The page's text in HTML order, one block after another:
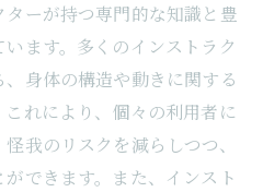
ーが持つ専門的な知識と豊
ます。多くのインストラク
身体の構造や動きに関する
れにより、個々の利用者に
我のリスクを減らしつつ、
できます。また、インスト